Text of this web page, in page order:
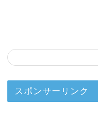
スポンサーリンク